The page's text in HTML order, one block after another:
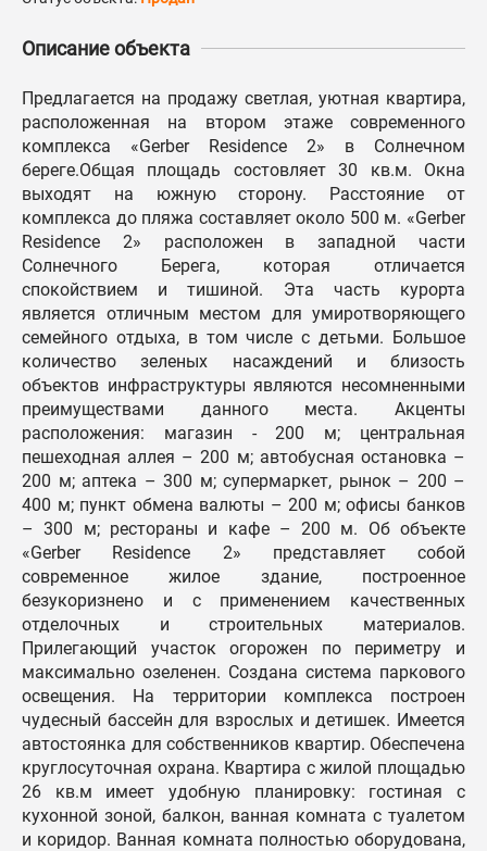
Описание объекта
Предлагается на продажу светлая, уютная квартира,
расположенная на втором этаже современного
комплекса «Gerber Residence 2» в Солнечном
береге.Общая площадь состовляет 30 кв.м. Окна
выходят на южную сторону. Расстояние от
комплекса до пляжа составляет около 500 м. «Gerber
Residence 2» расположен в западной части
Солнечного Берега, которая отличается
спокойствием и тишиной. Эта часть курорта
является отличным местом для умиротворяющего
семейного отдыха, в том числе с детьми. Большое
количество зеленых насаждений и близость
объектов инфраструктуры являются несомненными
преимуществами данного места. Акценты
расположения: магазин - 200 м; центральная
пешеходная аллея – 200 м; автобусная остановка –
200 м; аптека – 300 м; супермаркет, рынок – 200 –
400 м; пункт обмена валюты – 200 м; офисы банков
– 300 м; рестораны и кафе – 200 м. Об объекте
«Gerber Residence 2» представляет собой
современное жилое здание, построенное
безукоризнено и с применением качественных
отделочных и строительных материалов.
Прилегающий участок огорожен по периметру и
максимально озеленен. Создана система паркового
освещения. На территории комплекса построен
чудесный бассейн для взрослых и детишек. Имеется
автостоянка для собственников квартир. Обеспечена
круглосуточная охрана. Квартира с жилой площадью
26 кв.м имеет удобную планировку: гостиная с
кухонной зоной, балкон, ванная комната с туалетом
и коридор. Ванная комната полностью оборудована,